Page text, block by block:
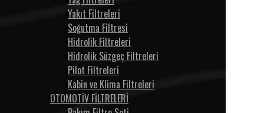
Yakıt Filtreleri
Soğutma Filtresi
Hidrolik Filtreleri
Hidrolik Süzgeç Filtreleri
Pilot Filtreleri
Kabin ve Klima Filtreleri
OTOMOTİV FİLTRELERİ